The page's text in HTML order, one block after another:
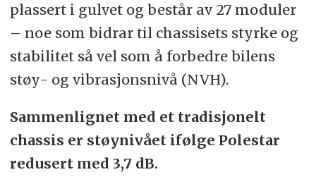
plassert i gulvet og består av 27 moduler
– noe som bidrar til chassisets styrke og
stabilitet så vel som å forbedre bilens
støy- og vibrasjonsnivå (NVH).
Sammenlignet med et tradisjonelt
chassis er støynivået ifølge Polestar
redusert med 3,7 dB.